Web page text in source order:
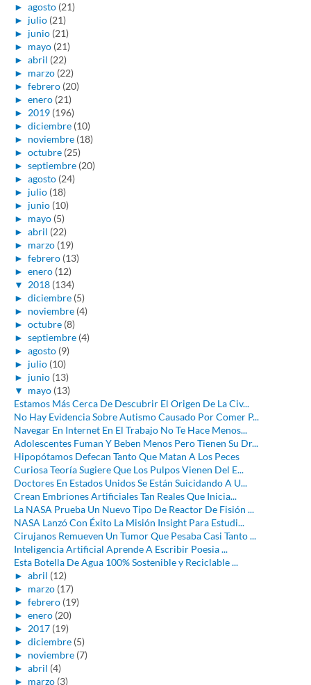
► agosto (21)
► julio (21)
► junio (21)
► mayo (21)
► abril (22)
► marzo (22)
► febrero (20)
► enero (21)
► 2019 (196)
► diciembre (10)
► noviembre (18)
► octubre (25)
► septiembre (20)
► agosto (24)
► julio (18)
► junio (10)
► mayo (5)
► abril (22)
► marzo (19)
► febrero (13)
► enero (12)
▼ 2018 (134)
► diciembre (5)
► noviembre (4)
► octubre (8)
► septiembre (4)
► agosto (9)
► julio (10)
► junio (13)
▼ mayo (13)
Estamos Más Cerca De Descubrir El Origen De La Civ...
No Hay Evidencia Sobre Autismo Causado Por Comer P...
Navegar En Internet En El Trabajo No Te Hace Menos...
Adolescentes Fuman Y Beben Menos Pero Tienen Su Dr...
Hipopótamos Defecan Tanto Que Matan A Los Peces
Curiosa Teoría Sugiere Que Los Pulpos Vienen Del E...
Doctores En Estados Unidos Se Están Suicidando A U...
Crean Embriones Artificiales Tan Reales Que Inicia...
La NASA Prueba Un Nuevo Tipo De Reactor De Fisión ...
NASA Lanzó Con Éxito La Misión Insight Para Estudi...
Cirujanos Remueven Un Tumor Que Pesaba Casi Tanto ...
Inteligencia Artificial Aprende A Escribir Poesia ...
Esta Botella De Agua 100% Sostenible y Reciclable ...
► abril (12)
► marzo (17)
► febrero (19)
► enero (20)
► 2017 (19)
► diciembre (5)
► noviembre (7)
► abril (4)
► marzo (3)